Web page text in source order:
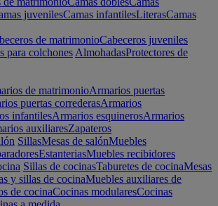
juvenilesCamas infantilesLiterasCamas
de matrimonioCabeceros juveniles
para colchones AlmohadasProtectores de
de matrimonioArmarios puertas
puertas correderasArmarios
infantilesArmarios esquinerosArmarios
auxiliaresZapateros
SillasMesas de salónMuebles
EstanteriasMuebles recibidores
Sillas de cocinasTaburetes de cocinaMesas
y sillas de cocinaMuebles auxiliares de
de cocinaCocinas modularesCocinas